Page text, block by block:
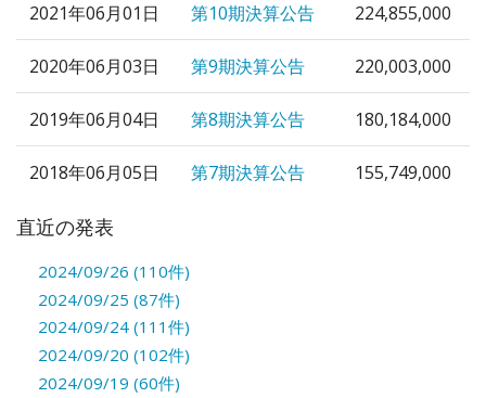
2021年06月01日 第10期決算公告 224,855,000
2020年06月03日 第9期決算公告 220,003,000
2019年06月04日 第8期決算公告 180,184,000
2018年06月05日 第7期決算公告 155,749,000
直近の発表
2024/09/26 (110件)
2024/09/25 (87件)
2024/09/24 (111件)
2024/09/20 (102件)
2024/09/19 (60件)